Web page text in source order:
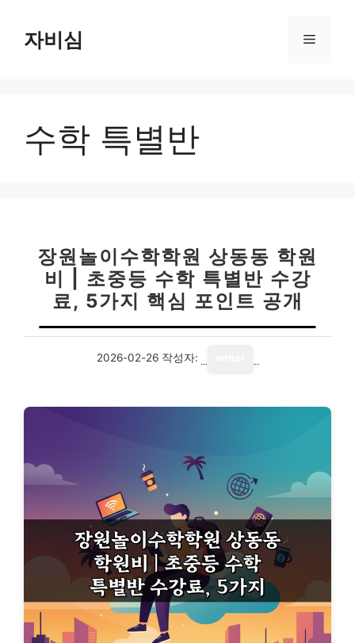
자비심 메
수학 특별반
장원놀이수학학원 상동동 학원
비 | 초중등 수학 특별반 수강
료, 5가지 핵심 포인트 공개
2026-02-26 작성자: